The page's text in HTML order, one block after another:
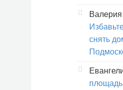
снять
площадь